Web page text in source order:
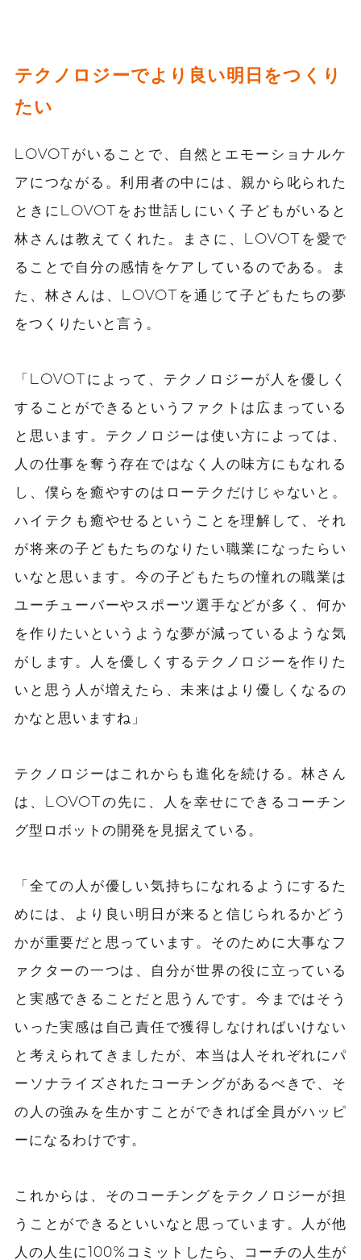
テクノロジーでより良い明日をつくり
たい
LOVOTがいることで、自然とエモーショナルケ
アにつながる。利用者の中には、親から叱られた
ときにLOVOTをお世話しにいく子どもがいると
林さんは教えてくれた。まさに、LOVOTを愛で
ることで自分の感情をケアしているのである。ま
た、林さんは、LOVOTを通じて子どもたちの夢
をつくりたいと言う。
「LOVOTによって、テクノロジーが人を優しく
することができるというファクトは広まっている
と思います。テクノロジーは使い方によっては、
人の仕事を奪う存在ではなく人の味方にもなれる
し、僕らを癒やすのはローテクだけじゃないと。
ハイテクも癒やせるということを理解して、それ
が将来の子どもたちのなりたい職業になったらい
いなと思います。今の子どもたちの憧れの職業は
ユーチューバーやスポーツ選手などが多く、何か
を作りたいというような夢が減っているような気
がします。人を優しくするテクノロジーを作りた
いと思う人が増えたら、未来はより優しくなるの
かなと思いますね」
テクノロジーはこれからも進化を続ける。林さん
は、LOVOTの先に、人を幸せにできるコーチン
グ型ロボットの開発を見据えている。
「全ての人が優しい気持ちになれるようにするた
めには、より良い明日が来ると信じられるかどう
かが重要だと思っています。そのために大事なフ
ァクターの一つは、自分が世界の役に立っている
と実感できることだと思うんです。今まではそう
いった実感は自己責任で獲得しなければいけない
と考えられてきましたが、本当は人それぞれにパ
ーソナライズされたコーチングがあるべきで、そ
の人の強みを生かすことができれば全員がハッピ
ーになるわけです。
これからは、そのコーチングをテクノロジーが担
うことができるといいなと思っています。人が他
人の人生に100%コミットしたら、コーチの人生が